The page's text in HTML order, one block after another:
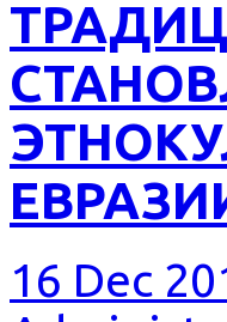
16 Dec